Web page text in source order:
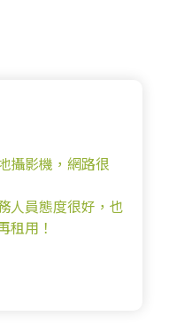
也
機器操作簡
展覽使用路
務~相見恨晚